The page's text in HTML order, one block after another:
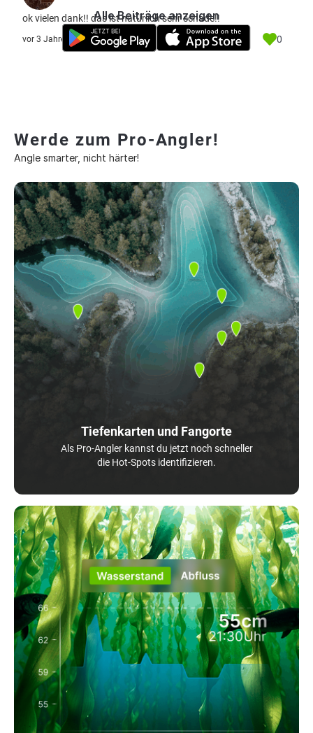
ok vielen dank!! das ist natürlich sehr schade!!
vor 3 Jahre 0
Alle Beiträge anzeigen
Werde zum Pro-Angler!
Angle smarter, nicht härter!
Tiefenkarten und Fangorte
Als Pro-Angler kannst du jetzt noch schneller
die Hot-Spots identifizieren.